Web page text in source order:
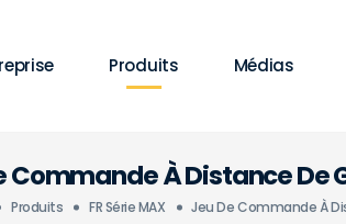
Produits Médias
Commande À Distance De
Produits FR Série MAX Jeu De Commande À